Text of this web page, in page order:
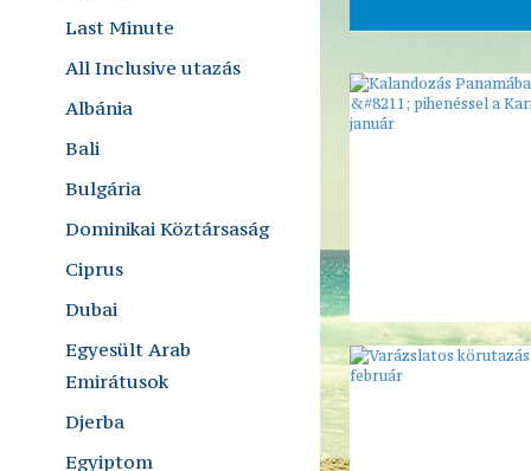
Last Minute
All Inclusive utazás
Albánia
Bali
Bulgária
Dominikai Köztársaság
Ciprus
Dubai
Egyesült Arab
Emirátusok
Djerba
Egyiptom